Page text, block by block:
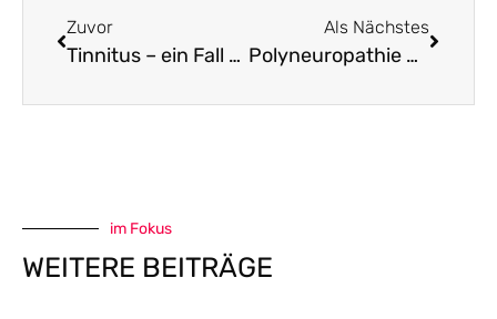
Zuvor
Tinnitus – ein Fall für Ginkgo
Als Nächstes
Polyneuropathie mit Akupunktur erfolgreich behandeln
im Fokus
WEITERE BEITRÄGE